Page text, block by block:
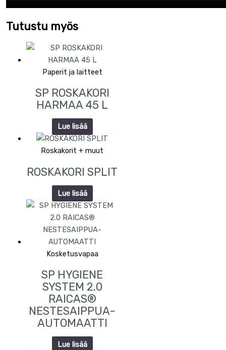
Tutustu myös
Paperit ja laitteet
SP ROSKAKORI
HARMAA 45 L
Lue lisää
Roskakorit + muut
ROSKAKORI SPLIT
Lue lisää
Kosketusvapaa
SP HYGIENE
SYSTEM 2.0
RAICAS®
NESTESAIPPUA-
AUTOMAATTI
Lue lisää